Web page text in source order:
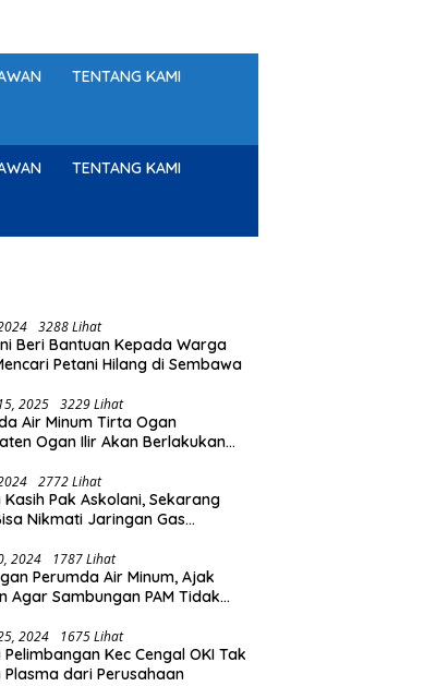
TENTANG KAMI
TENTANG KAMI
3288 Lihat
Beri Bantuan Kepada Warga
Petani Hilang di Sembawa
2025 3229 Lihat
Air Minum Tirta Ogan
Ogan Ilir Akan Berlakukan
2772 Lihat
Kasih Pak Askolani, Sekarang
Nikmati Jaringan Gas
2024 1787 Lihat
Perumda Air Minum, Ajak
Agar Sambungan PAM Tidak
2024 1675 Lihat
Kec Cengal OKI Tak
Plasma dari Perusahaan